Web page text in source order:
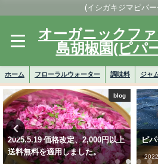
(イシガキジマピパ
オーガニックフ
島胡椒園(ピパ
ホーム フローラルウォーター 調味料 ジャ
blog
2025.5.19 価格改定、2,000円以上
送料無料を適用しました。
ピ